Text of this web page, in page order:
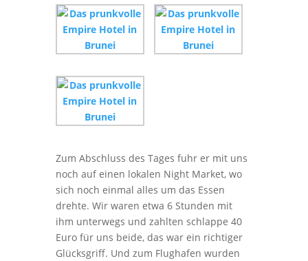
Zum Abschluss des Tages fuhr er mit uns
noch auf einen lokalen Night Market, wo
sich noch einmal alles um das Essen
drehte. Wir waren etwa 6 Stunden mit
ihm unterwegs und zahlten schlappe 40
Euro für uns beide, das war ein richtiger
Glücksgriff. Und zum Flughafen wurden